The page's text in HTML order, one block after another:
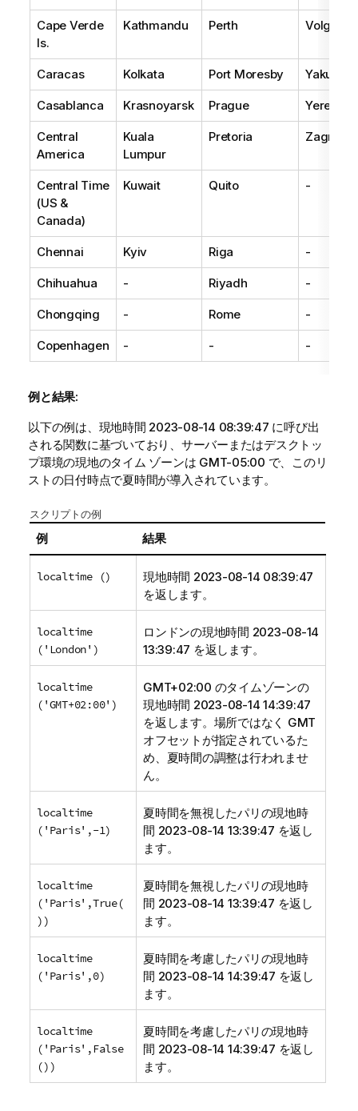
Cape Verde
Is.
Kathmandu Perth
Caracas Kolkata Port Moresby Yakutsk
Casablanca Krasnoyarsk Prague Yerevan
Central
America
Kuala
Lumpur
Pretoria Zagreb
Central Time
(US &
Canada)
Kuwait Quito -
Chennai Kyiv Riga -
Chihuahua - Riyadh -
Chongqing - Rome -
Copenhagen - - -
例と結果:
以下の例は、現地時間 2023-08-14 08:39:47 に呼び出
される関数に基づいており、サーバーまたはデスクトッ
プ環境の現地のタイム ゾーンは GMT-05:00 で、このリ
ストの日付時点で夏時間が導入されています。
スクリプトの例
例 結果
localtime ()
現地時間 2023-08-14 08:39:47
を返します。
localtime
('London')
ロンドンの現地時間 2023-08-14
13:39:47 を返します。
localtime
('GMT+02:00')
GMT+02:00 のタイムゾーンの
現地時間 2023-08-14 14:39:47
を返します。場所ではなく GMT
オフセットが指定されているた
め、夏時間の調整は行われませ
ん。
localtime
('Paris',-1)
夏時間を無視したパリの現地時
間 2023-08-14 13:39:47 を返し
ます。
localtime
('Paris',True(
))
夏時間を無視したパリの現地時
間 2023-08-14 13:39:47 を返し
ます。
localtime
('Paris',0)
夏時間を考慮したパリの現地時
間 2023-08-14 14:39:47 を返し
ます。
localtime
('Paris',False
())
夏時間を考慮したパリの現地時
間 2023-08-14 14:39:47 を返し
ます。